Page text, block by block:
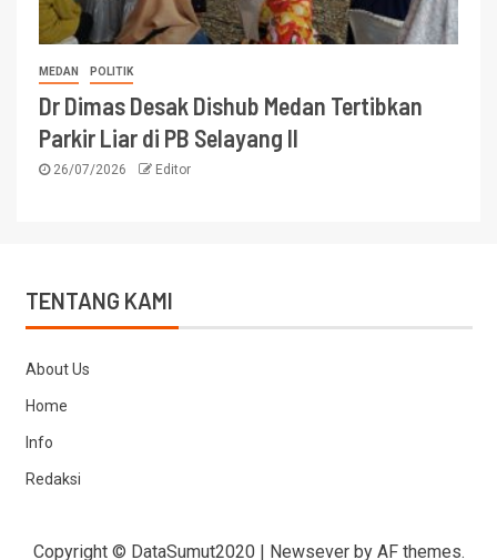
MEDAN POLITIK
Dr Dimas Desak Dishub Medan Tertibkan
Parkir Liar di PB Selayang II
26/07/2026 Editor
TENTANG KAMI
About Us
Home
Info
Redaksi
Copyright © DataSumut2020 Newseverby AF themes.